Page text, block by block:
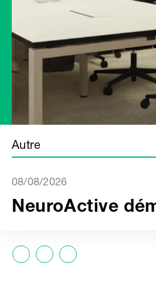
in
Autre
08/08/2026
NeuroActive